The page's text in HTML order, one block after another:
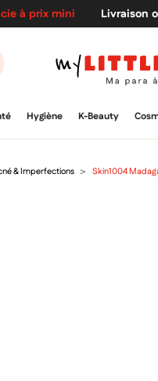
à prix mini Livraison
Hygiène K-Beauty
& Imperfections Skin1004